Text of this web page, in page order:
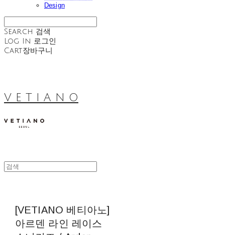
Design
Search 검색
Log In 로그인
Cart장바구니
V E T I A N O
[VETIANO 베티아노]
아르덴 라인 레이스